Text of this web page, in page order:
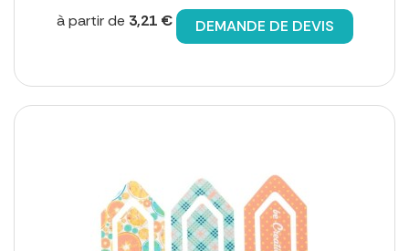
à partir de 3,21 € DEMANDE DE DEVIS